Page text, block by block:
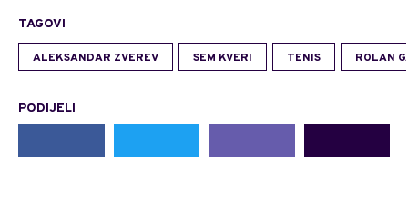
TAGOVI
ALEKSANDAR ZVEREV SEM KVERI TENIS ROLAN
PODIJELI